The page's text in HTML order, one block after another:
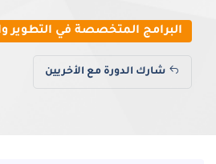
البرامج المتخصصة في التطوير
شارك الدورة مع الأخريين